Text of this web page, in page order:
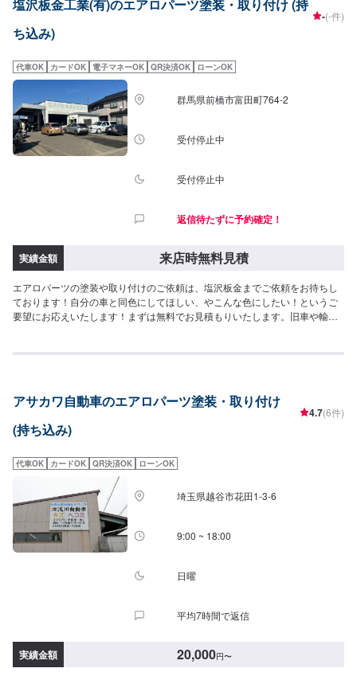
了承ください。-----代車について-----無料の代車をご用意しています。お車の
作業中は代車をご利用ください。※代車の燃料代はお客様にご負担いただいて
おります。-----ご来店時の注意、受付方法-----入庫の際はお気をつけてお越し
い。受付はスタッフへ「メンテモで予約しました」とお伝えください。ご案
内いたします。【定休日・営業時間】定休日：日曜日、第２土曜日、祝日営
塩沢板金工業(有)のエアロパーツ塗装・取り付け (持
ち込み)
-(-件)
代車OK カードOK 電子マネーOK QR決済OK ローンOK
群馬県前橋市富田町764-2
受付停止中
受付停止中
返信待たずに予約確定！
実績金額 来店時無料見積
エアロパーツの塗装や取り付けのご依頼は、塩沢板金までご依頼をお待ちし
ております！自分の車と同色にしてほしい、やこんな色にしたい！というご
要望にお応えいたします！まずは無料でお見積もりいたします。旧車や輸入
アサカワ自動車のエアロパーツ塗装・取り付け
(持ち込み)
4.7(6件)
代車OK カードOK QR決済OK ローンOK
埼玉県越谷市花田1-3-6
9:00 ~ 18:00
日曜
平均7時間で返信
実績金額 20,000円〜